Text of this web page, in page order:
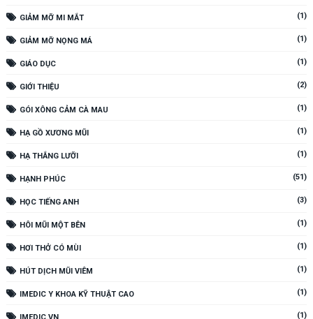
GIẢM MỠ MI MẮT (1)
GIẢM MỠ NỌNG MÁ (1)
GIÁO DỤC (1)
GIỚI THIỆU (2)
GÓI XÔNG CẢM CÀ MAU (1)
HẠ GỒ XƯƠNG MŨI (1)
HẠ THẮNG LƯỠI (1)
HẠNH PHÚC (51)
HỌC TIẾNG ANH (3)
HÔI MŨI MỘT BÊN (1)
HƠI THỞ CÓ MÙI (1)
HÚT DỊCH MŨI VIÊM (1)
IMEDIC Y KHOA KỸ THUẬT CAO (1)
(1)